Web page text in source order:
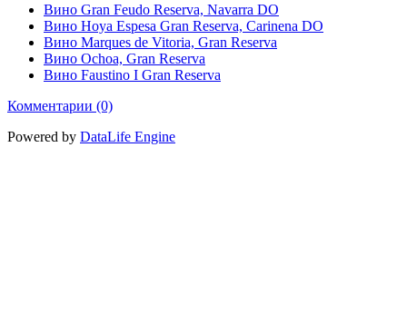
Вино Gran Feudo Reserva, Navarra DO
Вино Hoya Espesa Gran Reserva, Carinena DO
Вино Marques de Vitoria, Gran Reserva
Вино Ochoa, Gran Reserva
Вино Faustino I Gran Reserva
Комментарии (0)
Powered by DataLife Engine